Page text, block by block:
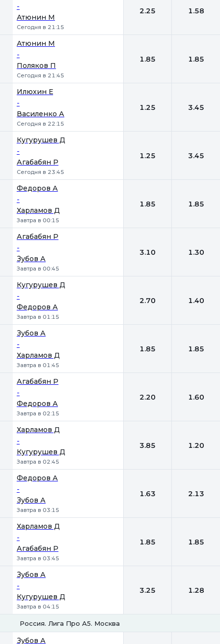
-
Атюнин М
Сегодня в 21:15
2.25 1.58
Атюнин М
-
Поляков П
Сегодня в 21:45
1.85 1.85
Илюхин Е
-
Василенко А
Сегодня в 22:15
1.25 3.45
Кугурушев Д
-
Агабабян Р
Сегодня в 23:45
1.25 3.45
Федоров А
-
Харламов Д
Завтра в 00:15
1.85 1.85
Агабабян Р
-
Зубов А
Завтра в 00:45
3.10 1.30
Кугурушев Д
-
Федоров А
Завтра в 01:15
2.70 1.40
Зубов А
-
Харламов Д
Завтра в 01:45
1.85 1.85
Агабабян Р
-
Федоров А
Завтра в 02:15
2.20 1.60
Харламов Д
-
Кугурушев Д
Завтра в 02:45
3.85 1.20
Федоров А
-
Зубов А
Завтра в 03:15
1.63 2.13
Харламов Д
-
Агабабян Р
Завтра в 03:45
1.85 1.85
Зубов А
-
Кугурушев Д
Завтра в 04:15
3.25 1.28
Россия. Лига Про А5. Москва
Зубов А